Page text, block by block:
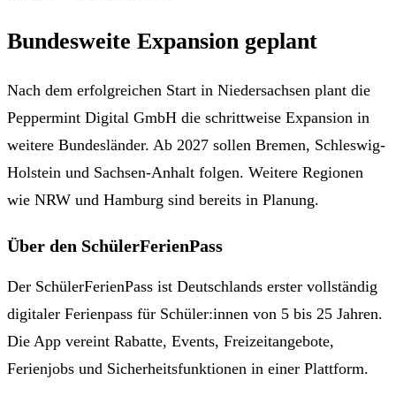
Bundesweite Expansion geplant
Nach dem erfolgreichen Start in Niedersachsen plant die
Peppermint Digital GmbH die schrittweise Expansion in
weitere Bundesländer. Ab 2027 sollen Bremen, Schleswig-
Holstein und Sachsen-Anhalt folgen. Weitere Regionen
wie NRW und Hamburg sind bereits in Planung.
Über den SchülerFerienPass
Der SchülerFerienPass ist Deutschlands erster vollständig
digitaler Ferienpass für Schüler:innen von 5 bis 25 Jahren.
Die App vereint Rabatte, Events, Freizeitangebote,
Ferienjobs und Sicherheitsfunktionen in einer Plattform.